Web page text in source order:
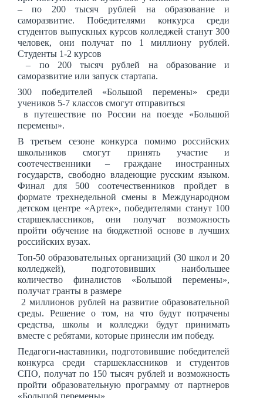
– по 200 тысяч рублей на образование и
саморазвитие. Победителями конкурса среди
студентов выпускных курсов колледжей станут 300
человек, они получат по 1 миллиону рублей.
Студенты 1-2 курсов
– по 200 тысяч рублей на образование и
саморазвитие или запуск стартапа.
300 победителей «Большой перемены» среди
учеников 5-7 классов смогут отправиться
в путешествие по России на поезде «Большой
перемены».
В третьем сезоне конкурса помимо российских
школьников смогут принять участие и
соотечественники – граждане иностранных
государств, свободно владеющие русским языком.
Финал для 500 соотечественников пройдет в
формате трехнедельной смены в Международном
детском центре «Артек», победителями станут 100
старшеклассников, они получат возможность
пройти обучение на бюджетной основе в лучших
российских вузах.
Топ-50 образовательных организаций (30 школ и 20
колледжей), подготовивших наибольшее
количество финалистов «Большой перемены»,
получат гранты в размере
2 миллионов рублей на развитие образовательной
среды. Решение о том, на что будут потрачены
средства, школы и колледжи будут принимать
вместе с ребятами, которые принесли им победу.
Педагоги-наставники, подготовившие победителей
конкурса среди старшеклассников и студентов
СПО, получат по 150 тысяч рублей и возможность
пройти образовательную программу от партнеров
«Большой перемены».